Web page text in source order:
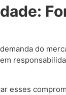
do
esses